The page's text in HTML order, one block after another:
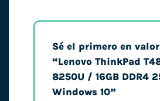
Sé el primero en
“Lenovo ThinkPad
8250U / 16GB DDR4
Windows 10”